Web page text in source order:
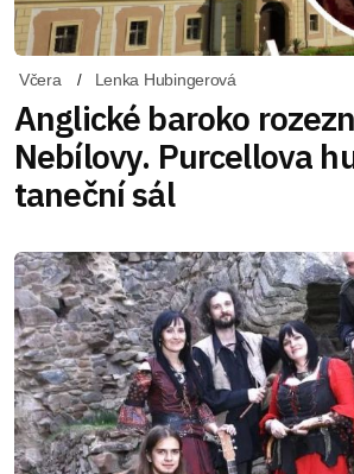
Včera Lenka Hubingerová
Anglické baroko
Nebílovy. Purcellova
taneční sál